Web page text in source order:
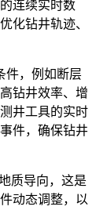
连续实时数
化钻井轨迹、
件，例如断层
钻井效率、增
井工具的实时
件，确保钻井
质导向，这是
动态调整，以